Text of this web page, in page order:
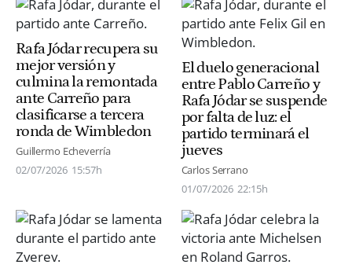
Rafa Jódar recupera su
mejor versión y
culmina la remontada
ante Carreño para
clasificarse a tercera
ronda de Wimbledon
Guillermo Echeverría
02/07/2026 15:57h
El duelo generacional
entre Pablo Carreño y
Rafa Jódar se suspende
por falta de luz: el
partido terminará el
jueves
Carlos Serrano
01/07/2026 22:15h